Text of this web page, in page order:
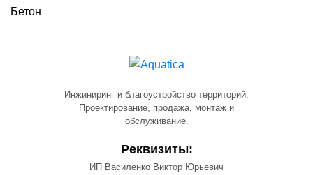
Бетон
Инжиниринг и благоустройство территорий.
Проектирование, продажа, монтаж и
обслуживание.
Реквизиты:
ИП Василенко Виктор Юрьевич